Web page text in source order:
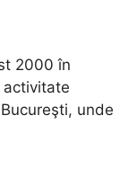
2000 în
activitate
unde